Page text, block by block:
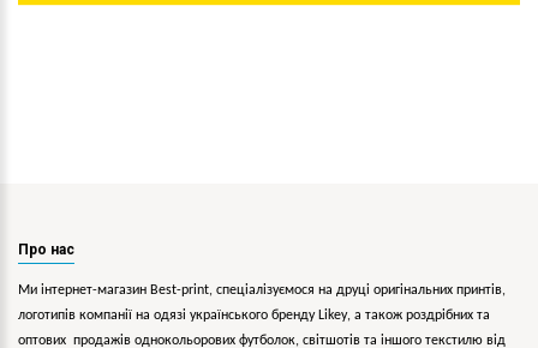
Про нас
Ми інтернет-магазин Best-print, спеціалізуємося на друці оригінальних принтів,
логотипів компанії на одязі українського бренду Likey, а також роздрібних та
оптових продажів однокольорових футболок, світшотів та іншого текстилю від